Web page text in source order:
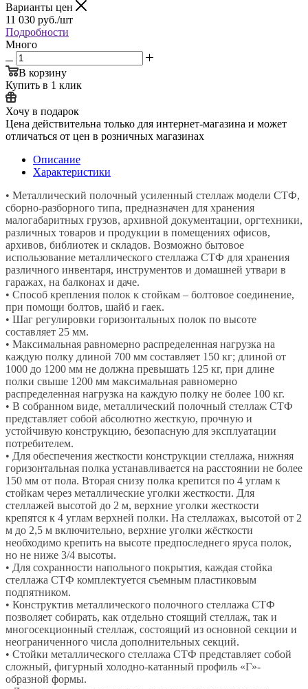
Варианты цен
11 030 руб./шт
Подробности
Много
В корзину
Купить в 1 клик
Хочу в подарок
Цена действительна только для интернет-магазина и может
отличаться от цен в розничных магазинах
Описание
Характеристики
• Металлический полочный усиленный стеллаж модели СТФ,
сборно-разборного типа, предназначен для хранения
малогабаритных грузов, архивной документации, оргтехники,
различных товаров и продукции в помещениях офисов,
архивов, библиотек и складов. Возможно бытовое
использование металлического стеллажа СТФ для хранения
различного инвентаря, инструментов и домашней утвари в
гаражах, на балконах и даче.
• Способ крепления полок к стойкам – болтовое соединение,
при помощи болтов, шайб и гаек.
• Шаг регулировки горизонтальных полок по высоте
составляет 25 мм.
• Максимальная равномерно распределенная нагрузка на
каждую полку длиной 700 мм составляет 150 кг; длиной от
1000 до 1200 мм не должна превышать 125 кг, при длине
полки свыше 1200 мм максимальная равномерно
распределенная нагрузка на каждую полку не более 100 кг.
• В собранном виде, металлический полочный стеллаж СТФ
представляет собой абсолютно жесткую, прочную и
устойчивую конструкцию, безопасную для эксплуатации
потребителем.
• Для обеспечения жесткости конструкции стеллажа, нижняя
горизонтальная полка устанавливается на расстоянии не более
150 мм от пола. Вторая снизу полка крепится по 4 углам к
стойкам через металлические уголки жесткости. Для
стеллажей высотой до 2 м, верхние уголки жесткости
крепятся к 4 углам верхней полки. На стеллажах, высотой от 2
м до 2,5 м включительно, верхние уголки жёсткости
необходимо крепить на высоте предпоследнего яруса полок,
но не ниже 3/4 высоты.
• Для сохранности напольного покрытия, каждая стойка
стеллажа СТФ комплектуется съемным пластиковым
подпятником.
• Конструктив металлического полочного стеллажа СТФ
позволяет собирать, как отдельно стоящий стеллаж, так и
многосекционный стеллаж, состоящий из основной секции и
неограниченного числа дополнительных секций.
• Стойки металлического стеллажа СТФ представляет собой
сложный, фигурный холодно-катанный профиль «Г»-
образной формы.